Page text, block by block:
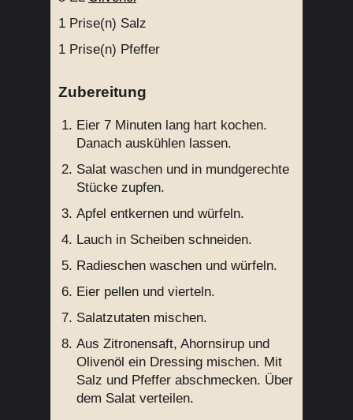
1 Prise(n) Salz
1 Prise(n) Pfeffer
Zubereitung
Eier 7 Minuten lang hart kochen.
Danach auskühlen lassen.
Salat waschen und in mundgerechte
Stücke zupfen.
Apfel entkernen und würfeln.
Lauch in Scheiben schneiden.
Radieschen waschen und würfeln.
Eier pellen und vierteln.
Salatzutaten mischen.
Aus Zitronensaft, Ahornsirup und
Olivenöl ein Dressing mischen. Mit
Salz und Pfeffer abschmecken. Über
dem Salat verteilen.